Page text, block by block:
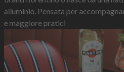
alluminio. Pensata per
e maggiore pratici